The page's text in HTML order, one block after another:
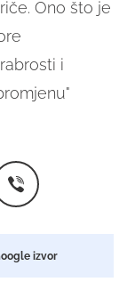
Ono što je
i
izvor